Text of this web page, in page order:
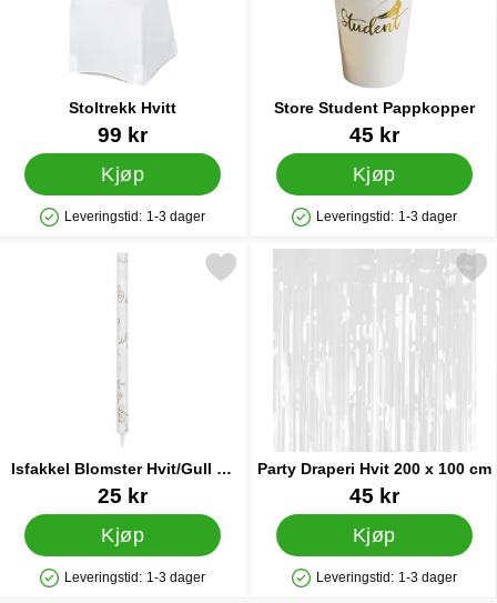
Stoltrekk Hvitt
Varenummer 28708
99 kr
Kjøp
Produkttilgjengelighet: På lager
Leveringstid: 1-3 dager
Store Student Pappkopper
Varenummer 27844
45 kr
Kjøp
Produkttilgjengelighet: På lager
Leveringstid: 1-3 dager
Isfakkel Blomster Hvit/Gull 25
cm
Varenummer 91288
25 kr
Kjøp
Produkttilgjengelighet: På lager
Leveringstid: 1-3 dager
Merk isfakkel Blomster Hvit/Gull 25 cm som favoritt
Party Draperi Hvit 200 x 100 cm
Varenummer 90689
45 kr
Kjøp
Produkttilgjengelighet: På lager
Leveringstid: 1-3 dager
Merk party Draperi Hvit 200